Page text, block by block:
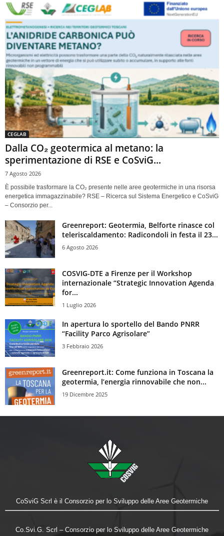
CEGLAB
Dalla CO₂ geotermica al metano: la
sperimentazione di RSE e CoSviG...
7 Agosto 2026
È possibile trasformare la CO₂ presente nelle aree geotermiche in una risorsa
energetica immagazzinabile? RSE – Ricerca sul Sistema Energetico e CoSviG
– Consorzio per...
Greenreport: Geotermia, Belforte rinasce col
teleriscaldamento: Radicondoli in festa il 23...
6 Agosto 2026
COSVIG-DTE a Firenze per il Workshop
internazionale “Strategic Innovation Agenda
for...
1 Luglio 2026
In apertura lo sportello del Bando PNRR
“Facility Parco Agrisolare”
3 Febbraio 2026
Greenreport.it: Come funziona in Toscana la
geotermia, l’energia rinnovabile che non...
19 Dicembre 2025
CoSviG Scrl è il Consorzio per lo Sviluppo delle Aree Geotermiche
Co.Svi.G. Scrl – Consorzio per lo Sviluppo delle Aree Geotermiche